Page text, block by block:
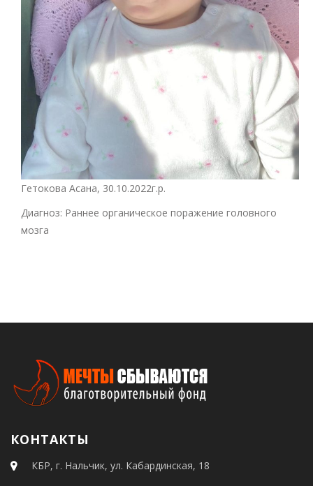
Гетокова Асана, 30.10.2022г.р.
Диагноз: Раннее органическое поражение головного
мозга
КОНТАКТЫ
КБР, г. Нальчик, ул. Кабардинская, 18